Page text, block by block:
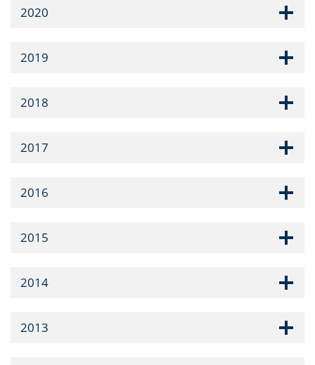
2020
2019
2018
2017
2016
2015
2014
2013